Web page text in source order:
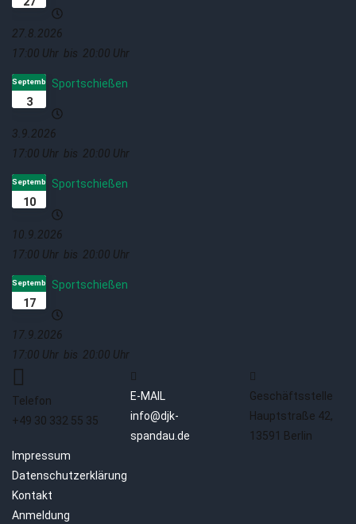
27.8.2026
17:00 Uhr bis 20:00 Uhr
3
SeptemberSportschießen
3.9.2026
17:00 Uhr bis 20:00 Uhr
10
SeptemberSportschießen
10.9.2026
17:00 Uhr bis 20:00 Uhr
17
SeptemberSportschießen
17.9.2026
17:00 Uhr bis 20:00 Uhr
Telefon
+49 30 332 55 35
E-MAIL
info@djk-
spandau.de
Geschäftsstelle
Hauptstraße 42,
13591 Berlin
Impressum
Datenschutzerklärung
Kontakt
Anmeldung